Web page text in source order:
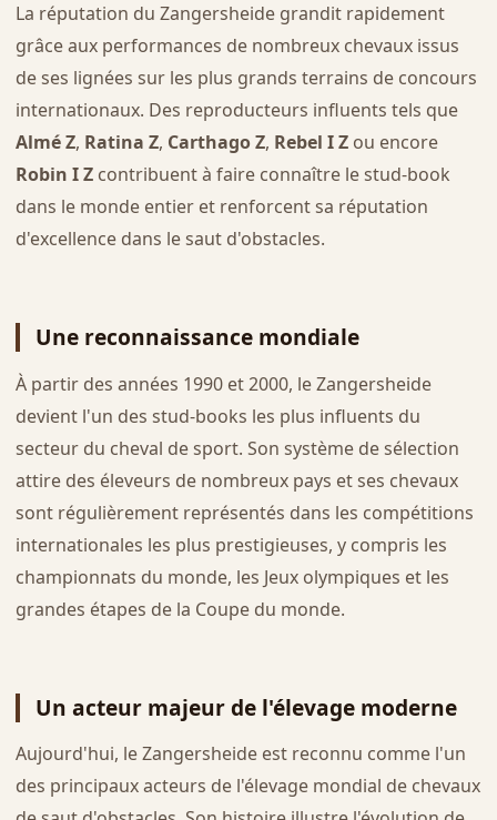
La réputation du Zangersheide grandit rapidement
grâce aux performances de nombreux chevaux issus
de ses lignées sur les plus grands terrains de concours
internationaux. Des reproducteurs influents tels que
Almé Z, Ratina Z, Carthago Z, Rebel I Zou encore
Robin I Zcontribuent à faire connaître le stud-book
dans le monde entier et renforcent sa réputation
d'excellence dans le saut d'obstacles.
Une reconnaissance mondiale
À partir des années 1990 et 2000, le Zangersheide
devient l'un des stud-books les plus influents du
secteur du cheval de sport. Son système de sélection
attire des éleveurs de nombreux pays et ses chevaux
sont régulièrement représentés dans les compétitions
internationales les plus prestigieuses, y compris les
championnats du monde, les Jeux olympiques et les
grandes étapes de la Coupe du monde.
Un acteur majeur de l'élevage moderne
Aujourd'hui, le Zangersheide est reconnu comme l'un
des principaux acteurs de l'élevage mondial de chevaux